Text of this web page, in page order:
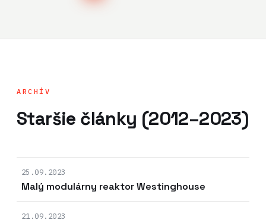
ARCHÍV
Staršie články (2012–2023)
25.09.2023
Malý modulárny reaktor Westinghouse
21.09.2023